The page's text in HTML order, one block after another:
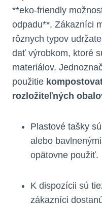
**eko-friendly
odpadu**. Zákazníci
rôznych typov
dať výrobkom, ktoré
materiálov.
použitie
rozložiteľných
Plastové tašky
alebo
opätovne použiť.
K dispozícii sú
zákazníci